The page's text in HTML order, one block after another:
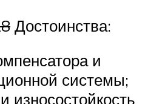
Достоинства:
и
системы;
износостойкость